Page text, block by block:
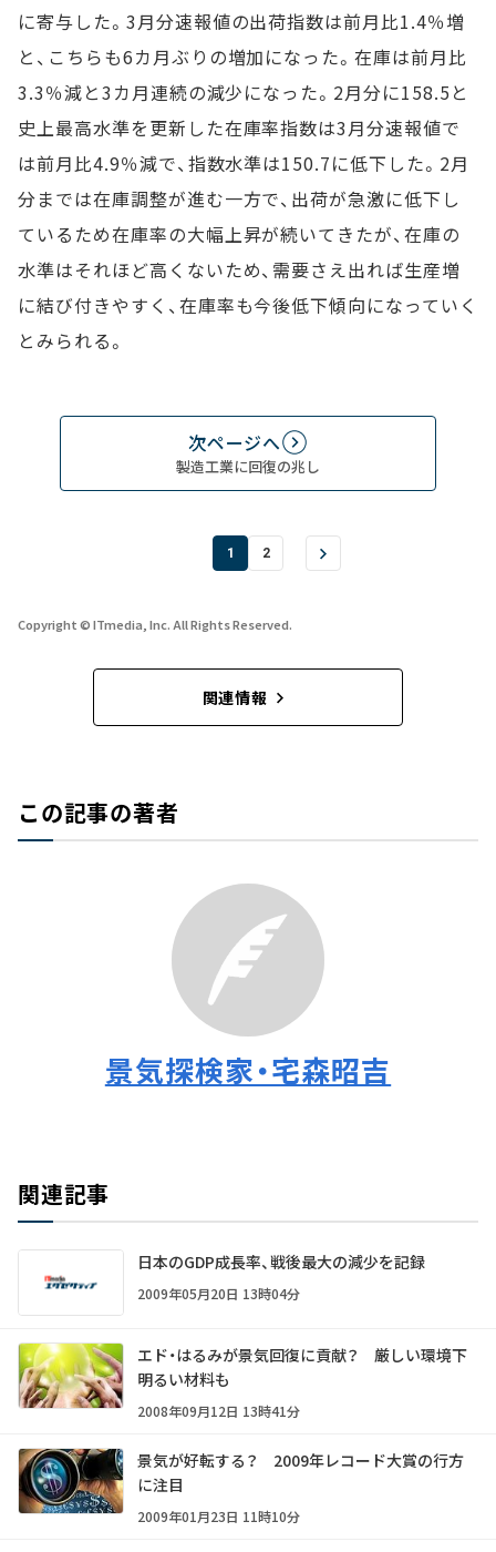
に寄与した。3月分速報値の出荷指数は前月比1.4％増
と、こちらも6カ月ぶりの増加になった。在庫は前月比
3.3％減と3カ月連続の減少になった。2月分に158.5と
史上最高水準を更新した在庫率指数は3月分速報値で
は前月比4.9％減で、指数水準は150.7に低下した。2月
分までは在庫調整が進む一方で、出荷が急激に低下し
ているため在庫率の大幅上昇が続いてきたが、在庫の
水準はそれほど高くないため、需要さえ出れば生産増
に結び付きやすく、在庫率も今後低下傾向になっていく
とみられる。
次ページへ
製造工業に回復の兆し
1 2
Copyright © ITmedia, Inc. All Rights Reserved.
関連情報
この記事の著者
景気探検家・宅森昭吉
関連記事
日本のGDP成長率、戦後最大の減少を記録
2009年05月20日 13時04分
エド・はるみが景気回復に貢献？ 厳しい環境下
明るい材料も
2008年09月12日 13時41分
景気が好転する？ 2009年レコード大賞の行方
に注目
2009年01月23日 11時10分